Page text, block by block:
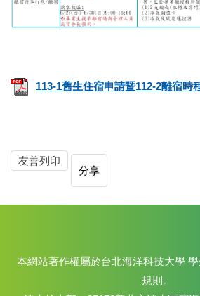
113-1舊生住宿申請暨112-2離宿時
友善列印
分享
本網站著作權屬於台北海洋科技大學
規則。